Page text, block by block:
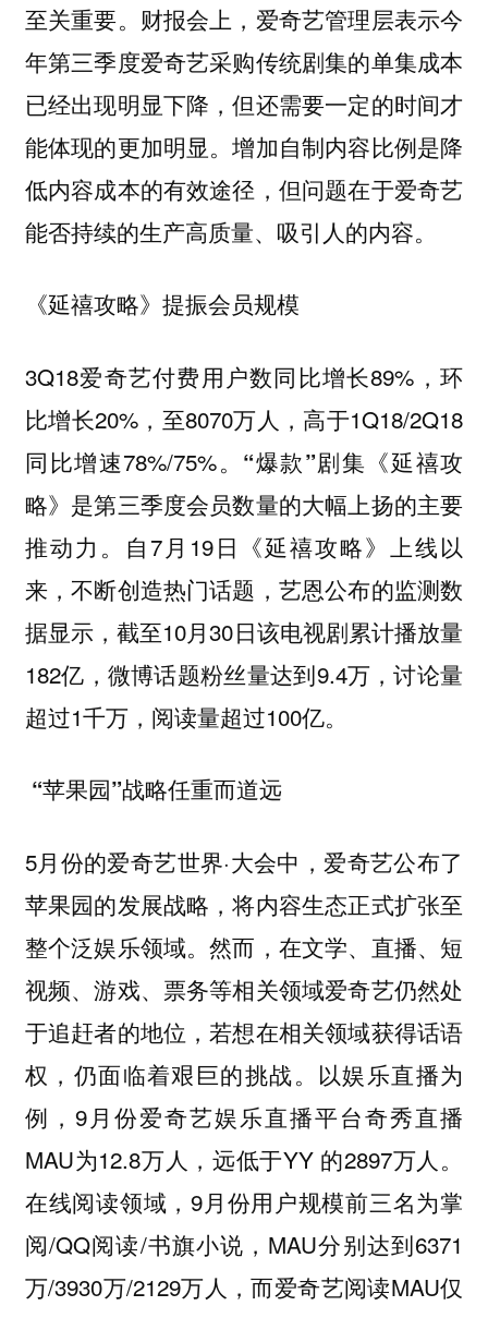
至关重要。财报会上，爱奇艺管理层表示今
年第三季度爱奇艺采购传统剧集的单集成本
已经出现明显下降，但还需要一定的时间才
能体现的更加明显。增加自制内容比例是降
低内容成本的有效途径，但问题在于爱奇艺
能否持续的生产高质量、吸引人的内容。
《延禧攻略》提振会员规模
3Q18爱奇艺付费用户数同比增长89%，环
比增长20%，至8070万人，高于1Q18/2Q18
同比增速78%/75%。 “爆款”剧集《延禧攻
略》是第三季度会员数量的大幅上扬的主要
推动力 。自7月19日《延禧攻略》上线以
来，不断创造热门话题，艺恩公布的监测数
据显示，截至10月30日该电视剧累计播放量
182亿，微博话题粉丝量达到9.4万，讨论量
超过1千万，阅读量超过100亿。
“苹果园”战略任重而道远
5月份的爱奇艺世界·大会中，爱奇艺公布了
苹果园的发展战略，将内容生态正式扩张至
整个泛娱乐领域。然而，在文学、直播、短
视频、游戏、票务等相关领域爱奇艺仍然处
于追赶者的地位，若想在相关领域获得话语
权，仍面临着艰巨的挑战。以娱乐直播为
例，9月份爱奇艺娱乐直播平台奇秀直播
MAU为12.8万人，远低于YY 的2897万人。
在线阅读领域，9月份用户规模前三名为掌
阅/QQ阅读/书旗小说，MAU分别达到6371
万/3930万/2129万人，而爱奇艺阅读MAU仅